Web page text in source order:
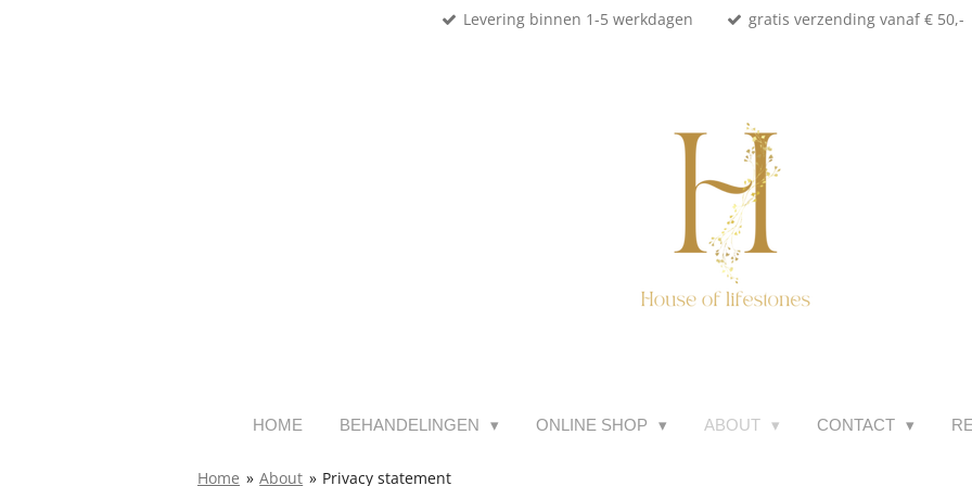
Levering binnen 1-5 werkdagen gratis verzending vanaf € 50,-
HOME BEHANDELINGEN ONLINE SHOP ABOUT CONTACT
Home » About » Privacy statement